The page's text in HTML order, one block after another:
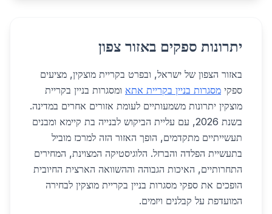
יתרונות ספקים באזור צפון
באזור הצפון של ישראל, ובפרט בקריית מוצקין, מציעים
ספקי מסגרות בניין בקריית אתא ומסגרות בניין בקריית
מוצקין יתרונות משמעותיים לעומת אזורים אחרים במדינה.
בשנת 2026, עם עליית הביקוש לבנייה בת קיימא ומבנים
תעשייתיים מתקדמים, הופך האזור הזה למרכז מוביל
בתעשיית הפלדה והברזל. הלוגיסטיקה המצוינת, המחירים
התחרותיים, האיכות הגבוהה וההשוואה הארצית החיובית
הופכים את ספקי מסגרות בניין בקריית מוצקין לבחירה
המועדפת על קבלנים ויזמים.